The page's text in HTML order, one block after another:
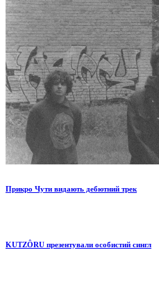
Прикро Чути видають дебютний трек
KUTZÔRU презентували особистий сингл